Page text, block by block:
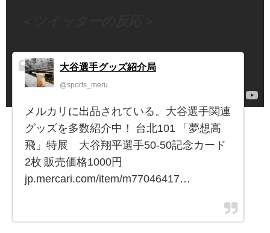
大谷選手グッズ紹介局
@sports_meru
メルカリに出品されている。大谷選手関連
グッズを多数紹介中！ 台北101 「夢想高
飛」特展 大谷翔平選手50-50記念カード
2枚 販売価格1000円
jp.mercari.com/item/m77046417…